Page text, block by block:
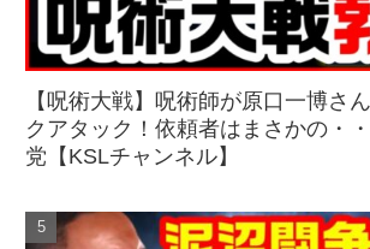
【呪術大戦】呪術師が原口一博さ
クアタック！依頼者はまさかの・
党【KSLチャンネル】